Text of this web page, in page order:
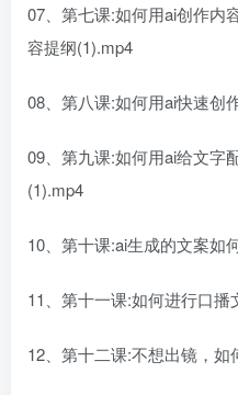
07、第七课:如何用ai创作内
容提纲(1).mp4
08、第八课:如何用ai快速创
09、第九课:如何用ai给文字
(1).mp4
10、第十课:ai生成的文案如
11、第十一课:如何进行口
12、第十二课:不想出镜，